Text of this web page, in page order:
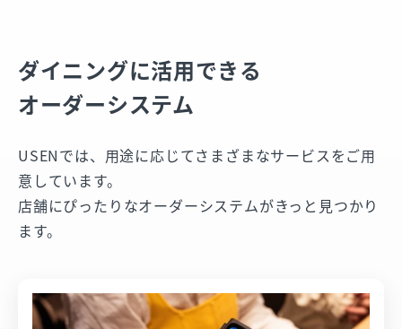
ダイニングに活用できる
オーダーシステム
USENでは、用途に応じてさまざまなサービスをご用
意しています。
店舗にぴったりなオーダーシステムがきっと見つかり
ます。